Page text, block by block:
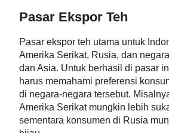
Pasar Ekspor Teh
Pasar ekspor teh utama untuk
Amerika Serikat, Rusia, dan
dan Asia. Untuk berhasil di pasar
harus memahami preferensi
di negara-negara tersebut.
Amerika Serikat mungkin lebih
sementara konsumen di Rusia